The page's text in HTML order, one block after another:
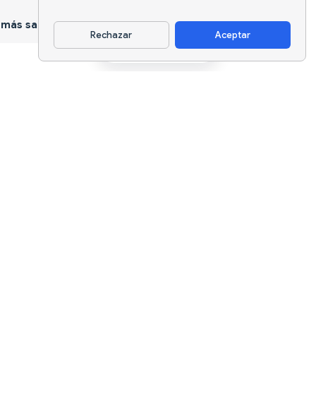
Rechazar Aceptar
Descargar app
sano